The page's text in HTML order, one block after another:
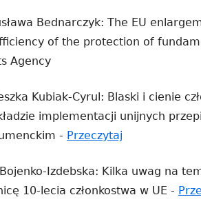
Bednarczyk: The EU
of the protection of
Agency
Kubiak-Cyrul: Blaski i cienie
implementacji unijnych
- Przeczytaj
się
w
Izdebska: Kilka uwag na
10-lecia członkostwa w UE -